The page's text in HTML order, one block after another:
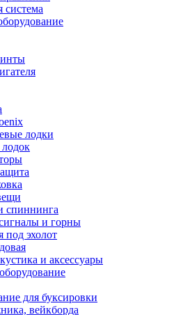
система
лодки
спиннинга
и горны
под эхолот
и аксессуары
для буксировки
вейкборда